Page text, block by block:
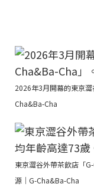
2026年3月開幕的東京
Cha&Ba-Cha
東京澀谷外帶茶飲店「
源｜G-Cha&Ba-Cha